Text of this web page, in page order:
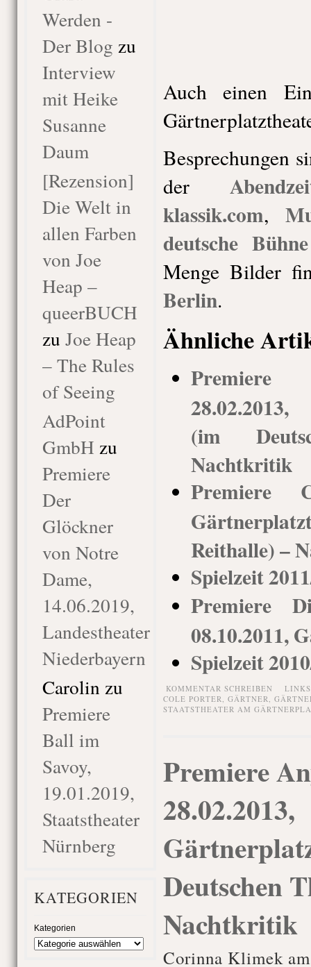
Werden -
Der Blog zu
Interview
mit Heike
Susanne
Daum
[Rezension]
Die Welt in
allen Farben
von Joe
Heap –
queerBUCH
zu Joe Heap
– The Rules
of Seeing
AdPoint
GmbH zu
Premiere
Der
Glöckner
von Notre
Dame,
14.06.2019,
Landestheater
Niederbayern
Carolin zu
Premiere
Ball im
Savoy,
19.01.2019,
Staatstheater
Nürnberg
KATEGORIEN
Kategorien
Auch einen
Besprechungen
der
klassik.com,
deutsche Bühne
Menge Bilder
Berlin.
Ähnliche
(im
Nachtkritik
Premiere
Reithalle) –
Spielzeit
Premiere
08.10.2011,
Spielzeit
KOMMENTAR SCHREIBEN
COLE PORTER, GÄRTNER,
STAATSTHEATER AM
Premiere
28.02.2013,
Deutschen
Nachtkritik
Corinna Klimek